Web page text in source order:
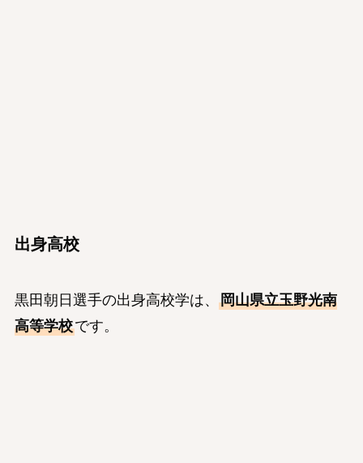
出身高校
黒田朝日選手の出身高校学は、 岡山県立玉野光南
高等学校です。